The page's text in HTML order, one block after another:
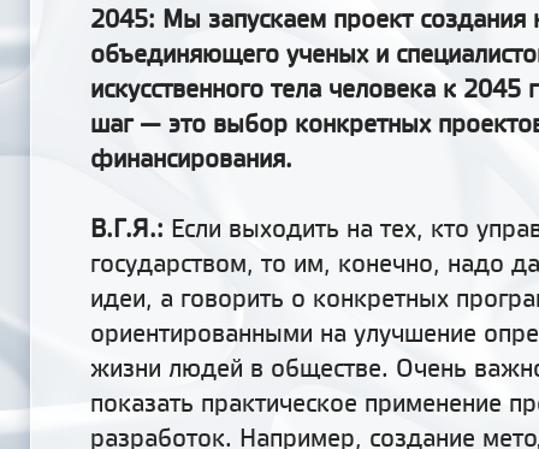
2045: Мы запускаем проект создания
объединяющего ученых и
искусственного тела человека к
шаг — это выбор конкретных
финансирования.
В.Г.Я.: Если выходить на тех, кто
государством, то им, конечно, надо
идеи, а говорить о конкретных
ориентированными на улучшение
жизни людей в обществе. Очень
показать практическое применение
разработок. Например, создание